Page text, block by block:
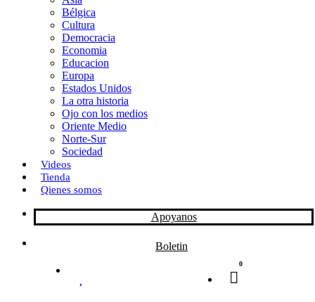
i
r
Bélgica
Cultura
Democracia
Economia
Educacion
Europa
Estados Unidos
La otra historia
Ojo con los medios
Oriente Medio
Norte-Sur
Sociedad
Videos
Tienda
Qienes somos
Apoyanos
Boletin
0